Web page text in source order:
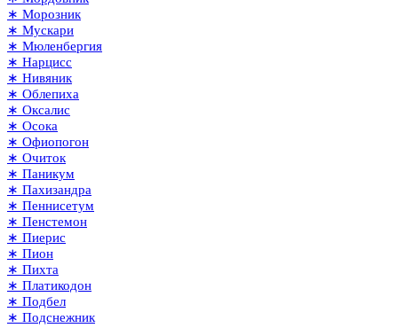
∗ Морозник
∗ Мускари
∗ Мюленбергия
∗ Нарцисс
∗ Нивяник
∗ Облепиха
∗ Оксалис
∗ Осока
∗ Офиопогон
∗ Очиток
∗ Паникум
∗ Пахизандра
∗ Пеннисетум
∗ Пенстемон
∗ Пиерис
∗ Пион
∗ Пихта
∗ Платикодон
∗ Подбел
∗ Подснежник